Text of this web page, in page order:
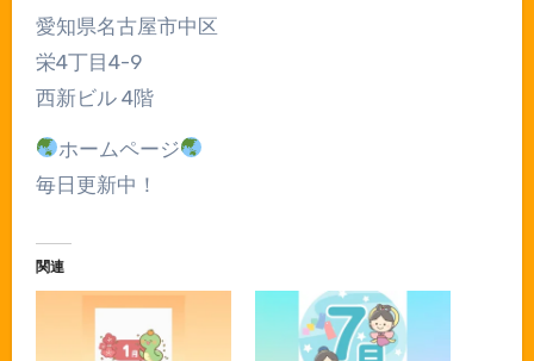
愛知県名古屋市中区
栄4丁目4-9
西新ビル 4階
ホームページ
毎日更新中！
関連